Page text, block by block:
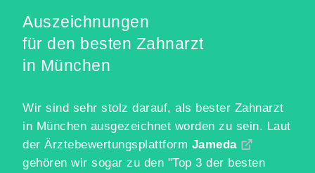
Auszeichnungen und Bewertungen
Auszeichnungen
für den besten Zahnarzt
in München
Wir sind sehr stolz darauf, als bester Zahnarzt
in München ausgezeichnet worden zu sein. Laut
der Ärztebewertungsplattform Jameda
gehören wir sogar zu den "Top 3 der besten